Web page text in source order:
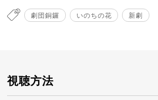
劇団銅鑼 いのちの花 新劇
視聴方法